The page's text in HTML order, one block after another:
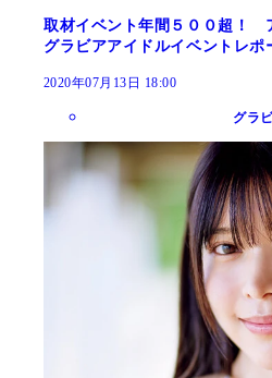
取材イベント年間５００超！
グラビアアイドルイベントレポ
2020年07月13日 18:00
グラ